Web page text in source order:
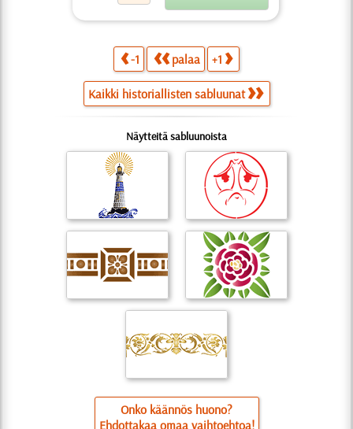
-1 palaa +1
Kaikki historiallisten sabluunat
Näytteitä sabluunoista
Onko käännös huono?
Ehdottakaa omaa vaihtoehtoa!